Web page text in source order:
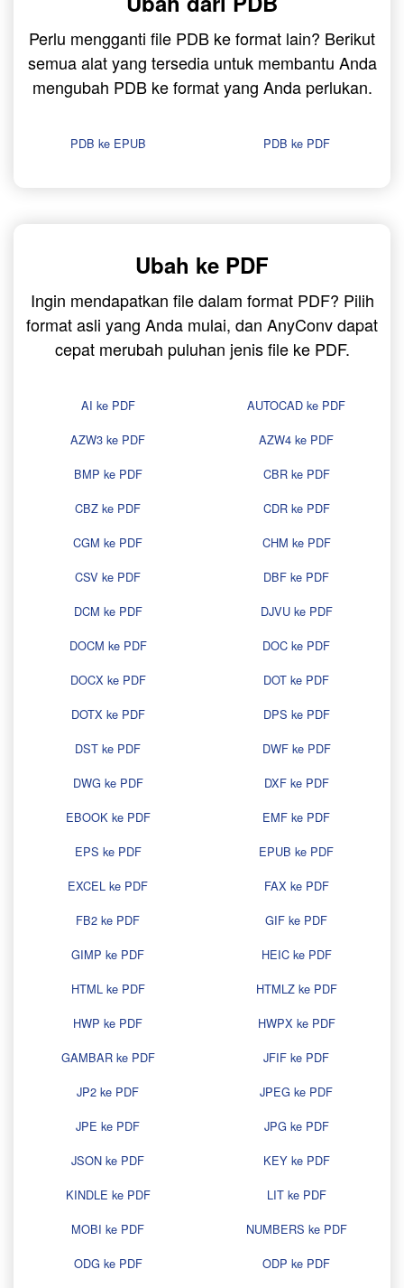
Perlu mengganti file PDB ke format lain? Berikut
semua alat yang tersedia untuk membantu Anda
mengubah PDB ke format yang Anda perlukan.
PDB ke EPUB PDB ke PDF
Ubah ke PDF
Ingin mendapatkan file dalam format PDF? Pilih
format asli yang Anda mulai, dan AnyConv dapat
cepat merubah puluhan jenis file ke PDF.
AI ke PDF
AUTOCAD ke PDF
AZW3 ke PDF
AZW4 ke PDF
BMP ke PDF
CBR ke PDF
CBZ ke PDF
CDR ke PDF
CGM ke PDF
CHM ke PDF
CSV ke PDF
DBF ke PDF
DCM ke PDF
DJVU ke PDF
DOCM ke PDF
DOC ke PDF
DOCX ke PDF
DOT ke PDF
DOTX ke PDF
DPS ke PDF
DST ke PDF
DWF ke PDF
DWG ke PDF
DXF ke PDF
EBOOK ke PDF
EMF ke PDF
EPS ke PDF
EPUB ke PDF
EXCEL ke PDF
FAX ke PDF
FB2 ke PDF
GIF ke PDF
GIMP ke PDF
HEIC ke PDF
HTML ke PDF
HTMLZ ke PDF
HWP ke PDF
HWPX ke PDF
GAMBAR ke PDF
JFIF ke PDF
JP2 ke PDF
JPEG ke PDF
JPE ke PDF
JPG ke PDF
JSON ke PDF
KEY ke PDF
KINDLE ke PDF
LIT ke PDF
MOBI ke PDF
NUMBERS ke PDF
ODG ke PDF
ODP ke PDF